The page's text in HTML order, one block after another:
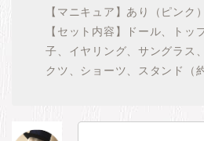
【マニキュア】あり（ピンク）
【セット内容】ドール、トッ
子、イヤリング、サングラス
クツ、ショーツ、スタンド（